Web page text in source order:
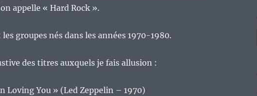
appelle « Hard Rock ».
groupes nés dans les années 1970-1980.
des titres auxquels je fais allusion :
Loving You » (Led Zeppelin – 1970)